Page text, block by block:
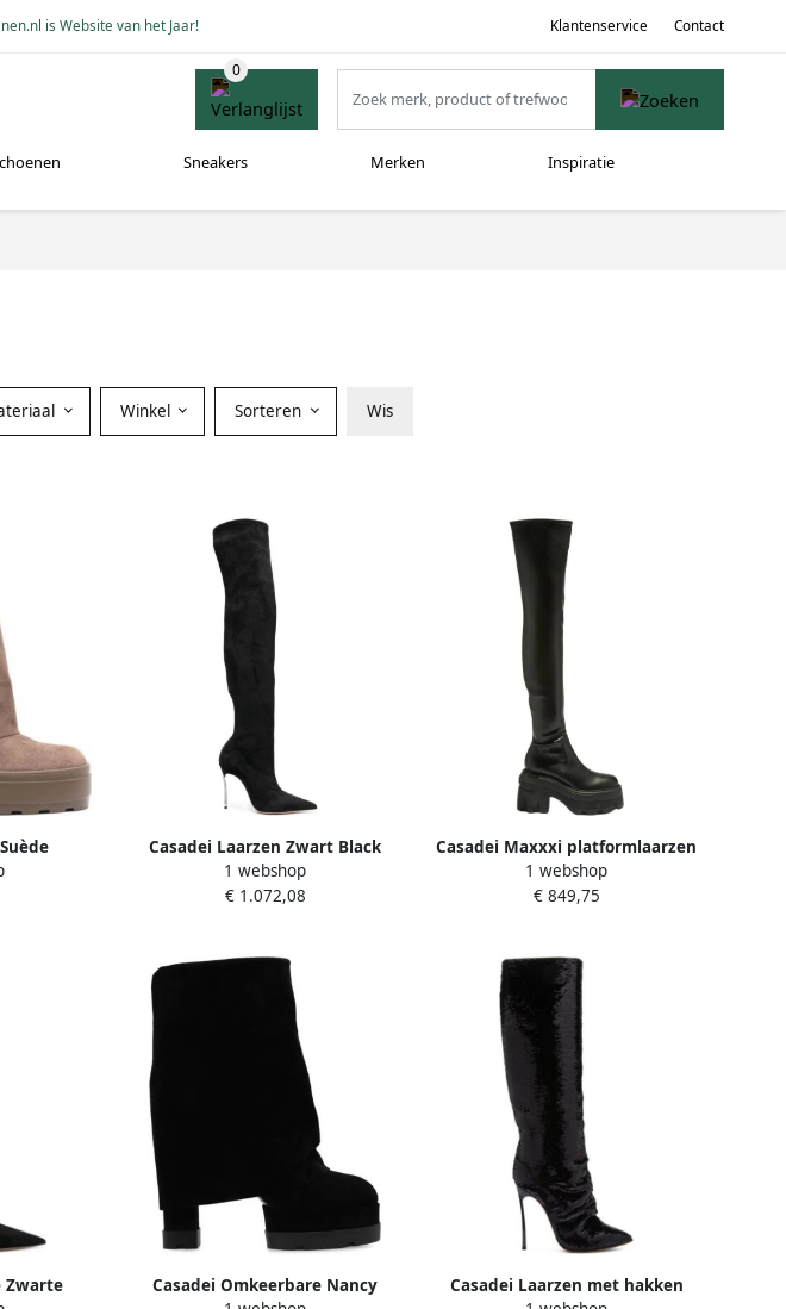
is Website van het Jaar! Klantenservice Contact
Sneakers Merken Inspiratie
Winkel Sorteren Wis
Beige
Casadei Laarzen Zwart Black
Dames
1 webshop
€ 1.072,08
Casadei Maxxxi platformlaarzen
van leer Black Dames
1 webshop
€ 849,75
Zwarte
Casadei Omkeerbare Nancy
Casadei Laarzen met hakken